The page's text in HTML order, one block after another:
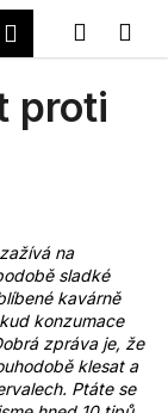
Přihlášení
proti
na
sladké
kavárně
konzumace
zpráva je, že
klesat a
Ptáte se